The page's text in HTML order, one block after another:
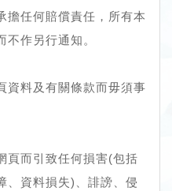
擔任何賠償責任，所有本
作另行通知。
資料及有關條款而毋須事
頁而引致任何損害(包括
、資料損失)、誹謗、侵